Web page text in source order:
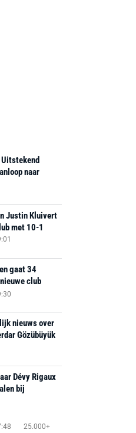
-40%
Elite Firm
naar
Justin Kluivert
met 10-1
gaat 34
club
nieuws over
Gözübüyük
Dévy Rigaux
bij
25.000+